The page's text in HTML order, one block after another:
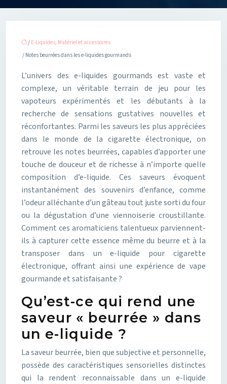
/ E-Liquides, Matériel et accessoires
/ Notes beurrées dans les e-liquides gourmands
L’univers des e-liquides gourmands est vaste et
complexe, un véritable terrain de jeu pour les
vapoteurs expérimentés et les débutants à la
recherche de sensations gustatives nouvelles et
réconfortantes. Parmi les saveurs les plus appréciées
dans le monde de la cigarette électronique, on
retrouve les notes beurrées, capables d’apporter une
touche de douceur et de richesse à n’importe quelle
composition d’e-liquide. Ces saveurs évoquent
instantanément des souvenirs d’enfance, comme
l’odeur alléchante d’un gâteau tout juste sorti du four
ou la dégustation d’une viennoiserie croustillante.
Comment ces aromaticiens talentueux parviennent-
ils à capturer cette essence même du beurre et à la
transposer dans un e-liquide pour cigarette
électronique, offrant ainsi une expérience de vape
gourmande et satisfaisante ?
Qu’est-ce qui rend une
saveur « beurrée » dans
un e-liquide ?
La saveur beurrée, bien que subjective et personnelle,
possède des caractéristiques sensorielles distinctes
qui la rendent reconnaissable dans un e-liquide